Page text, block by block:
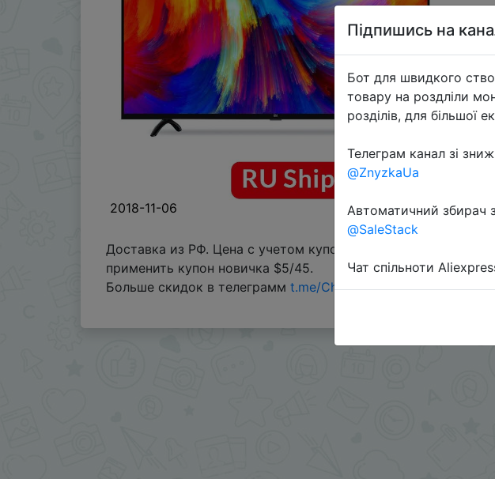
2018-11-06
Доставка из РФ. Цена с учетом купона, который
применить купон новичка $5/45.
Больше скидок в телеграмм t.me/ChinaGoodBuy
Підпишись на
Бот для швидкого
товару на роздліли
розділів, для більшої
Телеграм канал зі
@ZnyzkaUa
Автоматичний збирач
@SaleStack
Чат спільноти